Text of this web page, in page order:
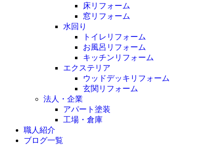
床リフォーム
窓リフォーム
水回り
トイレリフォーム
お風呂リフォーム
キッチンリフォーム
エクステリア
ウッドデッキリフォーム
玄関リフォーム
法人・企業
アパート塗装
工場・倉庫
職人紹介
ブログ一覧